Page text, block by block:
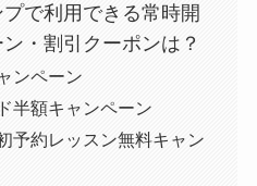
で利用できる常時開
・割引クーポンは？
ンペーン
半額キャンペーン
予約レッスン無料キャン